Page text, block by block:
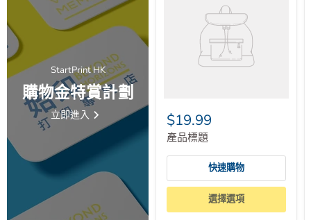
StartPrint HK
購物金特賞計劃
立即進入 $19.99
產品標題
快速購物
選擇選項